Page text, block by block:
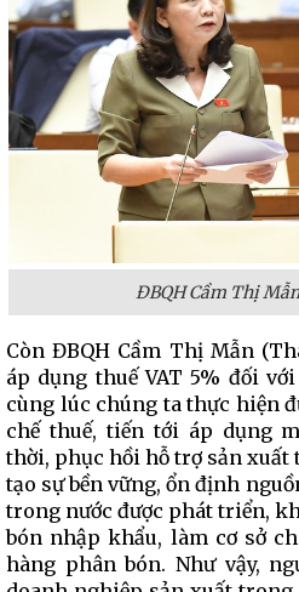
ĐBQH Cầm Thị
Còn ĐBQH Cầm Thị Mẫn
áp dụng thuế VAT 5% đối
cùng lúc chúng ta thực hiện
chế thuế, tiến tới áp dụng
thời, phục hồi hỗ trợ sản xuất
tạo sự bền vững, ổn định
trong nước được phát triển,
bón nhập khẩu, làm cơ sở
hàng phân bón. Như vậy,